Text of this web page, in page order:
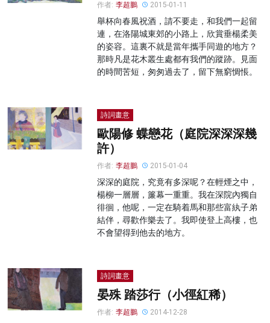
作者: 李超鵬 2015-01-11
舉杯向春風祝酒，請不要走，和我們一起留
連，在洛陽城東郊的小路上，欣賞垂楊柔美
的姿容。這裏不就是當年攜手同遊的地方？
那時凡是花木叢生處都有我們的蹤跡。見面
的時間苦短，匆匆過去了，留下無窮惆悵。
詩詞畫意
歐陽修 蝶戀花（庭院深深深幾
許）
作者: 李超鵬 2015-01-04
深深的庭院，究竟有多深呢？在輕煙之中，
楊柳一層層，簾幕一重重。我在深院內獨自
徘徊，他呢，一定在騎着馬和那些富紈子弟
結伴，尋歡作樂去了。我即使登上高樓，也
不會望得到他去的地方。
詩詞畫意
晏殊 踏莎行（小徑紅稀）
作者: 李超鵬 2014-12-28